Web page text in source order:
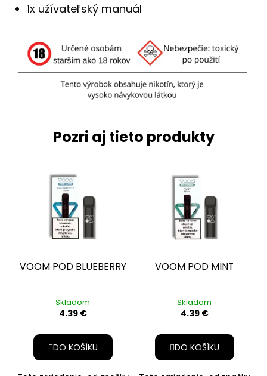
1x užívateľský manuál
Pozri aj tieto produkty
VOOM POD BLUEBERRY
Skladom
4.39 €
DO KOŠÍKU
VOOM POD MINT
Skladom
4.39 €
DO KOŠÍKU